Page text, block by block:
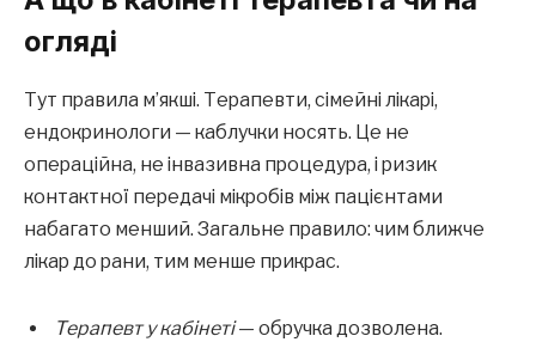
огляді
Тут правила м’якші. Терапевти, сімейні лікарі,
ендокринологи — каблучки носять. Це не
операційна, не інвазивна процедура, і ризик
контактної передачі мікробів між пацієнтами
набагато менший. Загальне правило: чим ближче
лікар до рани, тим менше прикрас.
Терапевт у кабінеті— обручка дозволена.